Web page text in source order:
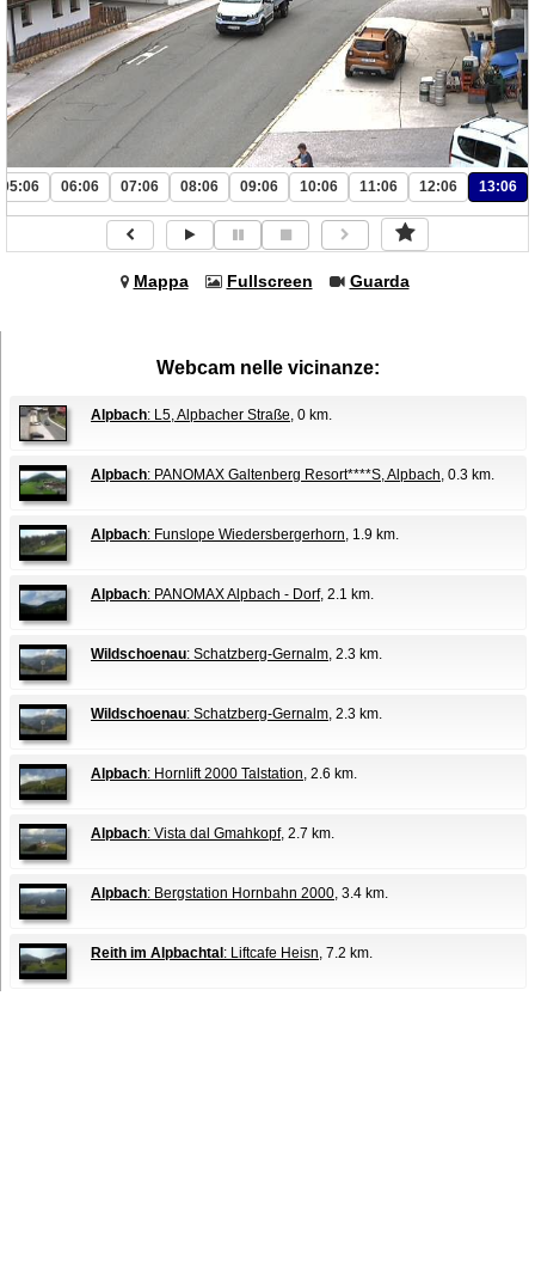
05:06 06:06 07:06 08:06 09:06 10:06 11:06 12:06 13:06
Mappa Fullscreen Guarda
Webcam nelle vicinanze:
Alpbach: L5, Alpbacher Straße, 0 km.
Alpbach: PANOMAX Galtenberg Resort****S, Alpbach, 0.3 km.
Alpbach: Funslope Wiedersbergerhorn, 1.9 km.
Alpbach: PANOMAX Alpbach - Dorf, 2.1 km.
Wildschoenau: Schatzberg-Gernalm, 2.3 km.
Wildschoenau: Schatzberg-Gernalm, 2.3 km.
Alpbach: Hornlift 2000 Talstation, 2.6 km.
Alpbach: Vista dal Gmahkopf, 2.7 km.
Alpbach: Bergstation Hornbahn 2000, 3.4 km.
Reith im Alpbachtal : Liftcafe Heisn, 7.2 km.